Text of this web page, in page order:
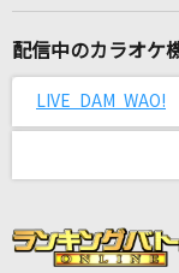
春夏秋冬
Hilcrhyme(ヒルクライム)
金曜日のおはよ
配信中のカラオケ
LIVE DAM WAO!